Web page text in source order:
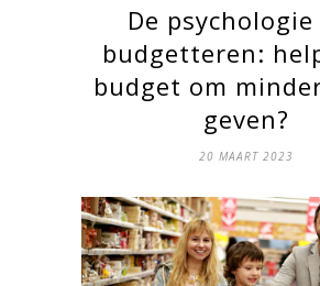
De psychologie
budgetteren:
budget om
geven?
20 MAART 2023